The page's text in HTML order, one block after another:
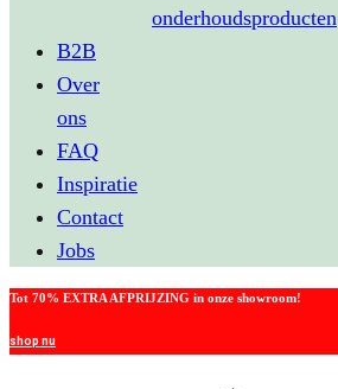
onderhoudsproducten
B2B
Over
ons
FAQ
Inspiratie
Contact
Jobs
Tot 70% EXTRA AFPRIJZING in onze showroom!
shop nu